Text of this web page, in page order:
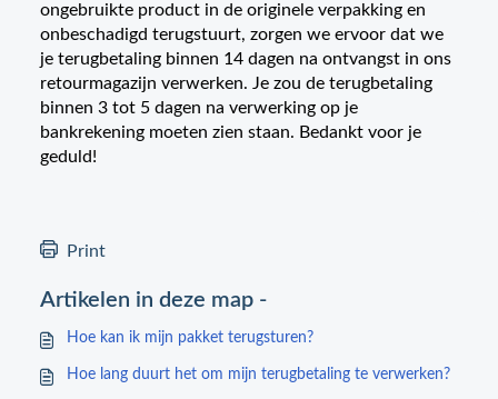
ongebruikte product in de originele verpakking en
onbeschadigd terugstuurt, zorgen we ervoor dat we
je terugbetaling binnen 14 dagen na ontvangst in ons
retourmagazijn verwerken. Je zou de terugbetaling
binnen 3 tot 5 dagen na verwerking op je
bankrekening moeten zien staan. Bedankt voor je
geduld!
Print
Artikelen in deze map -
Hoe kan ik mijn pakket terugsturen?
Hoe lang duurt het om mijn terugbetaling te verwerken?